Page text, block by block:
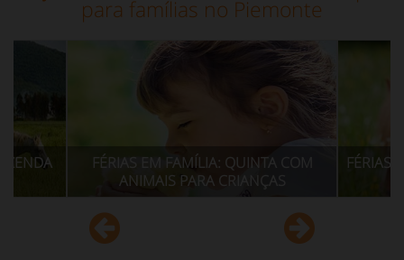
para famílias no Piemonte
EM FAMÍLIA: QUINTA COM
ANIMAIS PARA CRIANÇAS
FÉRIAS EM FAZENDAS